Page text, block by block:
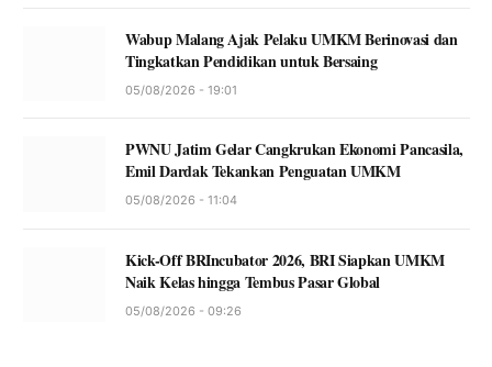
Wabup Malang Ajak Pelaku UMKM Berinovasi dan
Tingkatkan Pendidikan untuk Bersaing
05/08/2026 - 19:01
PWNU Jatim Gelar Cangkrukan Ekonomi Pancasila,
Emil Dardak Tekankan Penguatan UMKM
05/08/2026 - 11:04
Kick-Off BRIncubator 2026, BRI Siapkan UMKM
Naik Kelas hingga Tembus Pasar Global
05/08/2026 - 09:26